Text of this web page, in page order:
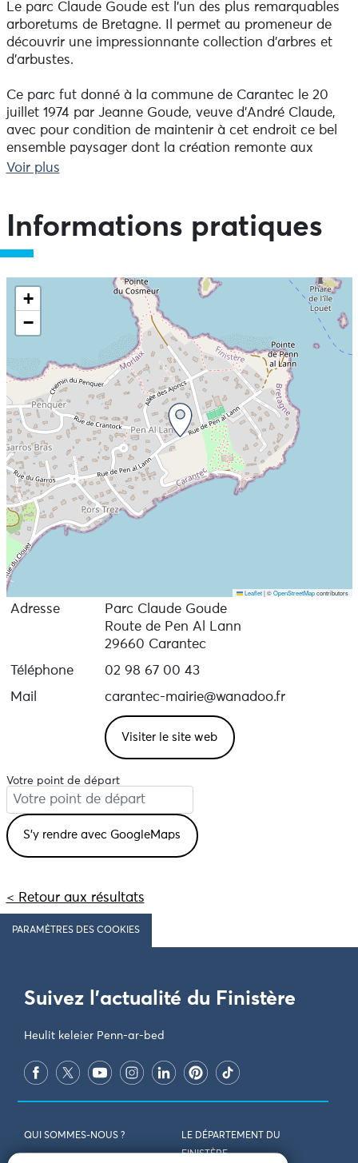
Le parc Claude Goude est l’un des plus remarquables
arboretums de Bretagne. Il permet au promeneur de
découvrir une impressionnante collection d’arbres et
d’arbustes.
Ce parc fut donné à la commune de Carantec le 20
juillet 1974 par Jeanne Goude, veuve d’André Claude,
avec pour condition de maintenir à cet endroit ce bel
ensemble paysager dont la création remonte aux
années 1920.
l’importante terrasse à balustres qui, par degrés,
descend vers la mer, surplombant la Baie du Clouët.
Bordée d’une double haie de palmiers, cet ensemble
d’appeler « le château Mézières », aujourd’hui disparu.
Jeu de piste pour les enfants disponible gratuitement à
l'office de tourisme.
Visite libre toute l'année.
Voir plus
Informations pratiques
+
−
Leaflet |©OpenStreetMapcontributors
Adresse
Parc Claude Goude
Route de Pen Al Lann
29660 Carantec
Téléphone
02 98 67 00 43
Mail
carantec-mairie@wanadoo.fr
Visiter le site web
Votre point de départ
< Retour aux résultats
PARAMÈTRES DES COOKIES
Suivez l'actualité du Finistère
Heulit keleier Penn-ar-bed
QUI SOMMES-NOUS ?
LE DÉPARTEMENT DU
FINISTÈRE